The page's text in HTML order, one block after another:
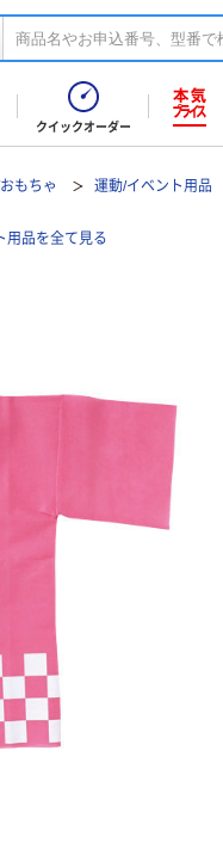
クイックオーダー
もちゃ 運動/イベント用品
用品を全て見る